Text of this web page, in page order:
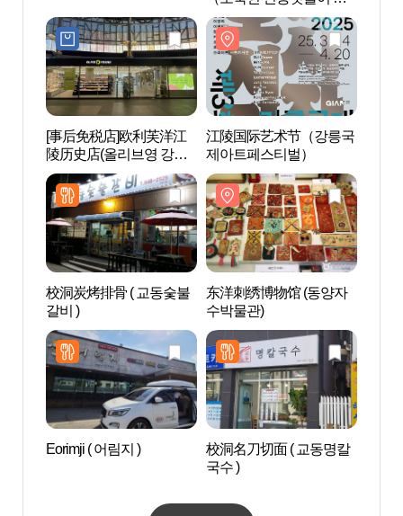
험시설）
[事后免税店]欧利芙洋江
陵历史店(올리브영 강릉
역사점)
江陵国际艺术节（강릉국
제아트페스티벌）
校洞炭烤排骨 ( 교동숯불
갈비 )
东洋刺绣博物馆 (동양자
수박물관)
Eorimji ( 어림지 )
校洞名刀切面 ( 교동명칼
국수 )